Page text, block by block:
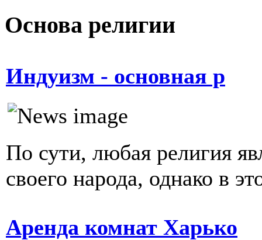
Основа религии
Индуизм - основная р
По сути, любая религия
своего народа, однако в
Аренда комнат Харько